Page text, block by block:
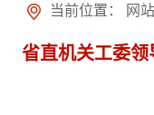
当前位置： 网
省直机关工委领